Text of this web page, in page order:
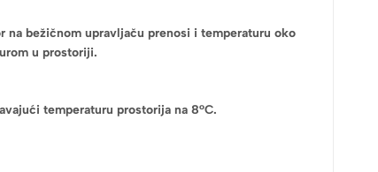
bežičnom upravljaču prenosi i temperaturu oko
u prostoriji.
temperaturu prostorija na 8°C.